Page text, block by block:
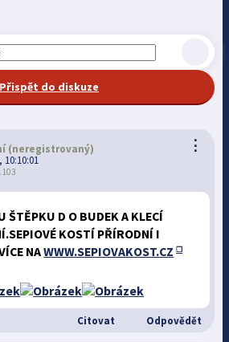
Přispět do diskuze
⋮
(neregistrovaný)
10:10:01
ŠTĚPKU D O BUDEK A KLECÍ
KOSTÍ PŘÍRODNÍ I
NAWWW.SEPIOVAKOST.CZ
Citovat Odpovědět